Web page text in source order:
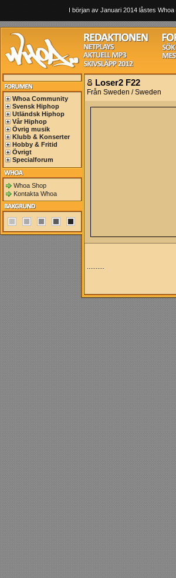
I början av Januari 2014 låstes
Whoa Community
Svensk Hiphop
Utländsk Hiphop
Vår Hiphop
Övrig musik
Klubb & Konserter
Hobby & Fritid
Övrigt
Specialforum
Whoa Shop
Kontakta Whoa
Loser2 F22
Från Sweden / Sweden